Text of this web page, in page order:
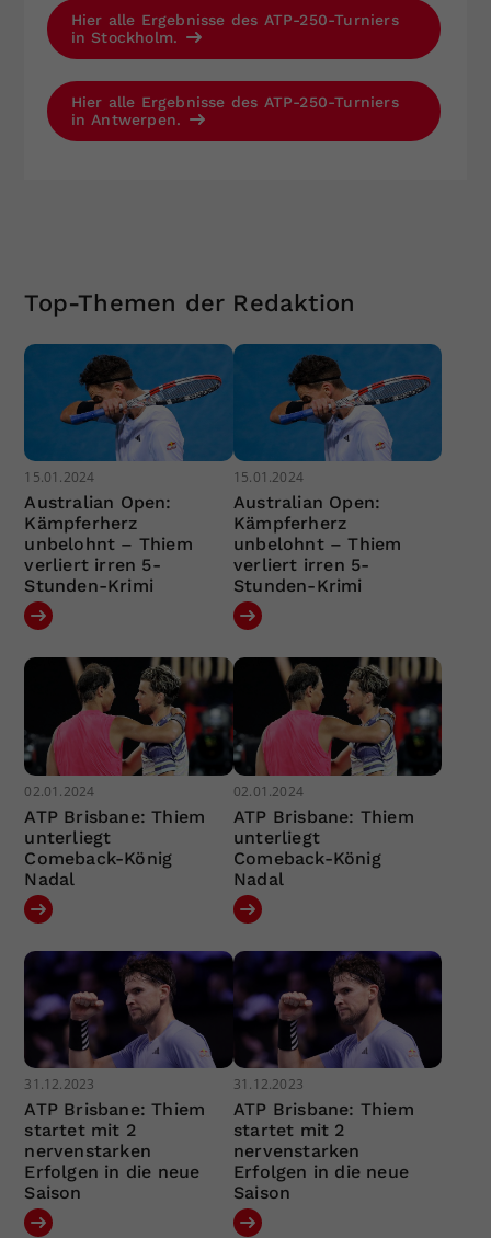
Hier alle Ergebnisse des ATP-250-Turniers
in Stockholm.
Hier alle Ergebnisse des ATP-250-Turniers
in Antwerpen.
Top-Themen der Redaktion
15.01.2024
Australian Open:
Kämpferherz
unbelohnt – Thiem
verliert irren 5-
Stunden-Krimi
15.01.2024
Australian Open:
Kämpferherz
unbelohnt – Thiem
verliert irren 5-
Stunden-Krimi
02.01.2024
ATP Brisbane: Thiem
unterliegt
Comeback-König
Nadal
02.01.2024
ATP Brisbane: Thiem
unterliegt
Comeback-König
Nadal
31.12.2023
ATP Brisbane: Thiem
startet mit 2
nervenstarken
Erfolgen in die neue
Saison
31.12.2023
ATP Brisbane: Thiem
startet mit 2
nervenstarken
Erfolgen in die neue
Saison